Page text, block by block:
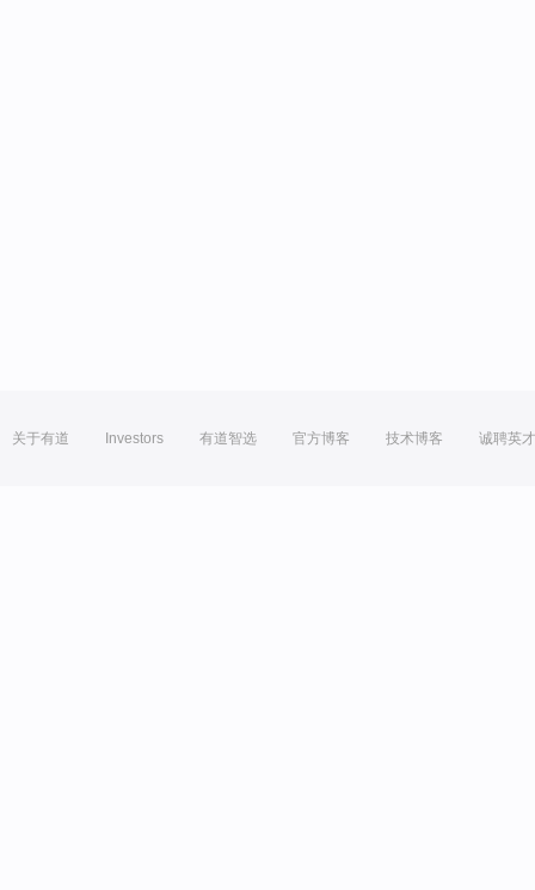
关于有道 Investors 有道智选 官方博客 技术博客 诚聘英才